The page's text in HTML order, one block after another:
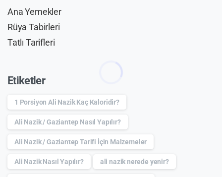
Ana Yemekler
Rüya Tabirleri
Tatlı Tarifleri
Etiketler
1 Porsiyon Ali Nazik Kaç Kaloridir?
Ali Nazik / Gaziantep Nasıl Yapılır?
Ali Nazik / Gaziantep Tarifi İçin Malzemeler
Ali Nazik Nasıl Yapılır? ali nazik nerede yenir?